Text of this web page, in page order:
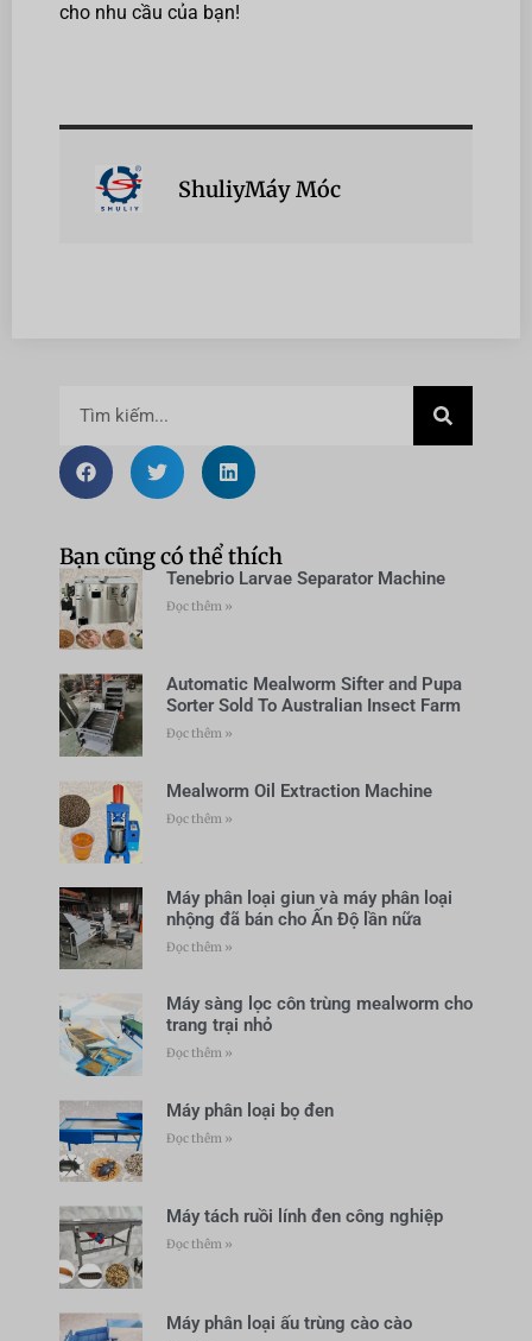
cho nhu cầu của bạn!
ShuliyMáy Móc
Bạn cũng có thể thích
Tenebrio Larvae Separator Machine
Đọc thêm »
Automatic Mealworm Sifter and Pupa
Sorter Sold To Australian Insect Farm
Đọc thêm »
Mealworm Oil Extraction Machine
Đọc thêm »
Máy phân loại giun và máy phân loại
nhộng đã bán cho Ấn Độ lần nữa
Đọc thêm »
Máy sàng lọc côn trùng mealworm cho
trang trại nhỏ
Đọc thêm »
Máy phân loại bọ đen
Đọc thêm »
Máy tách ruồi lính đen công nghiệp
Đọc thêm »
Máy phân loại ấu trùng cào cào